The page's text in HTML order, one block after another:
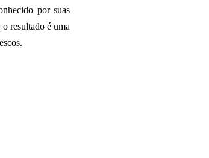
por suas
resultado é uma